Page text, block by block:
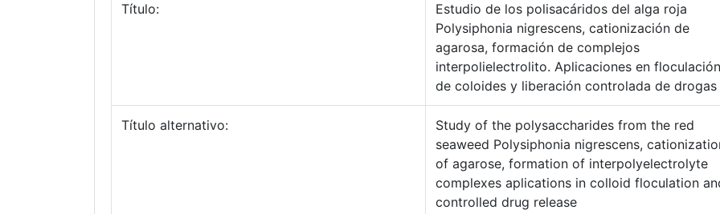
Título:
Estudio de los polisacáridos del alga roja
Polysiphonia nigrescens, cationización de
agarosa, formación de complejos
interpolielectrolito. Aplicaciones en floculación
de coloides y liberación controlada de drogas
Título alternativo:
Study of the polysaccharides from the red
seaweed Polysiphonia nigrescens,
of agarose, formation of interpolyelectrolyte
complexes aplications in colloid floculation
controlled drug release